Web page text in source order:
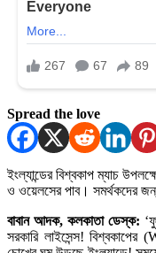
Spread the love
ইংল্যান্ডের বিশ্বকাপ ম্যাচ
ও ওয়েলসের পাব। সমর্থকদের
বাবান আদক, কলকাতা ডেস্ক:
সরকারি লাইসেন্স!